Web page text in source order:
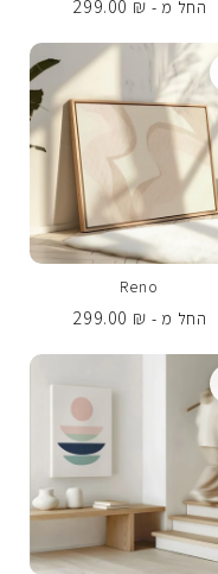
החל מ - 299.00 ₪
Reno
החל מ -
299.00 ₪